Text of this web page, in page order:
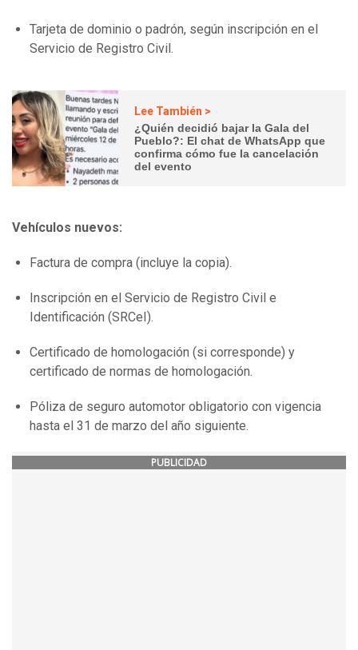
Tarjeta de dominio o padrón, según inscripción en el
Servicio de Registro Civil.
Lee También >
¿Quién decidió bajar la Gala del
Pueblo?: El chat de WhatsApp que
confirma cómo fue la cancelación
del evento
Vehículos nuevos:
Factura de compra (incluye la copia).
Inscripción en el Servicio de Registro Civil e
Identificación (SRCeI).
Certificado de homologación (si corresponde) y
certificado de normas de homologación.
Póliza de seguro automotor obligatorio con vigencia
hasta el 31 de marzo del año siguiente.
PUBLICIDAD